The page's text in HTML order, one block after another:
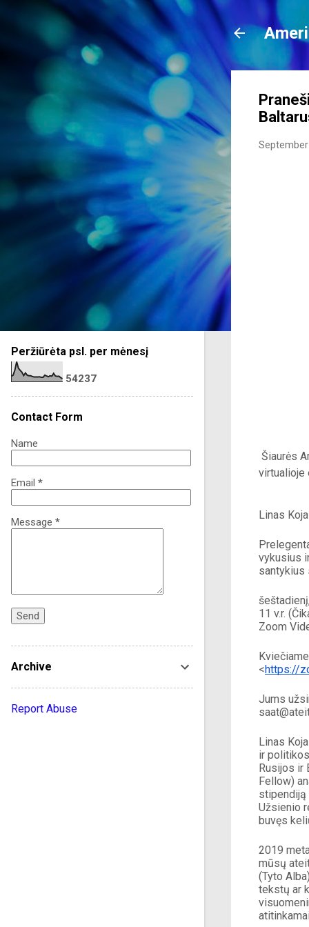
Šiaurės
virtualioje
Linas
vykusius
santykius
11 v.r.
Zoom
<https://
Jums
Linas
ir
Rusijos ir
Fellow)
stipendiją
Užsienio
buvęs
2019
mūsų
(Tyto
tekstų ar
Peržiūrėta psl. per mėnesį
54237
Contact Form
Name
Email *
Message *
Archive
Report Abuse